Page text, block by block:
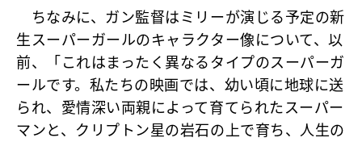
ちなみに、ガン監督はミリーが演じる予定の新
生スーパーガールのキャラクター像について、以
前、「これはまったく異なるタイプのスーパーガ
ールです。私たちの映画では、幼い頃に地球に送
られ、愛情深い両親によって育てられたスーパー
マンと、クリプトン星の岩石の上で育ち、人生の